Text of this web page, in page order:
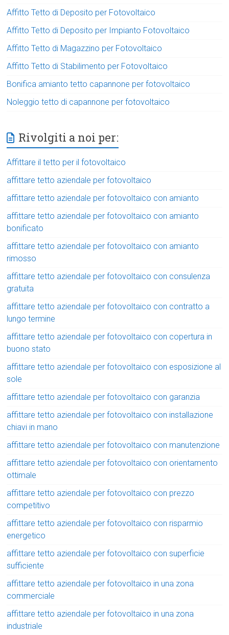
Affitto Tetto di Deposito per Fotovoltaico
Affitto Tetto di Deposito per Impianto Fotovoltaico
Affitto Tetto di Magazzino per Fotovoltaico
Affitto Tetto di Stabilimento per Fotovoltaico
Bonifica amianto tetto capannone per fotovoltaico
Noleggio tetto di capannone per fotovoltaico
Rivolgiti a noi per:
Affittare il tetto per il fotovoltaico
affittare tetto aziendale per fotovoltaico
affittare tetto aziendale per fotovoltaico con amianto
affittare tetto aziendale per fotovoltaico con amianto
bonificato
affittare tetto aziendale per fotovoltaico con amianto
rimosso
affittare tetto aziendale per fotovoltaico con consulenza
gratuita
affittare tetto aziendale per fotovoltaico con contratto a
lungo termine
affittare tetto aziendale per fotovoltaico con copertura in
buono stato
affittare tetto aziendale per fotovoltaico con esposizione al
sole
affittare tetto aziendale per fotovoltaico con garanzia
affittare tetto aziendale per fotovoltaico con installazione
chiavi in mano
affittare tetto aziendale per fotovoltaico con manutenzione
affittare tetto aziendale per fotovoltaico con orientamento
ottimale
affittare tetto aziendale per fotovoltaico con prezzo
competitivo
affittare tetto aziendale per fotovoltaico con risparmio
energetico
affittare tetto aziendale per fotovoltaico con superficie
sufficiente
affittare tetto aziendale per fotovoltaico in una zona
commerciale
affittare tetto aziendale per fotovoltaico in una zona
industriale